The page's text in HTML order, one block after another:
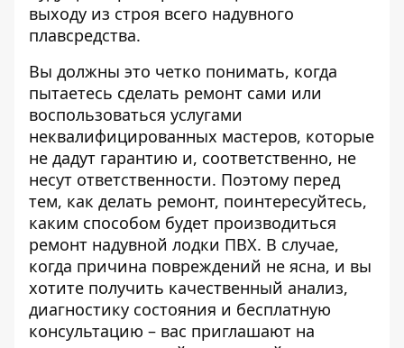
выходу из строя всего надувного
плавсредства.
Вы должны это четко понимать, когда
пытаетесь сделать ремонт сами или
воспользоваться услугами
неквалифицированных мастеров, которые
не дадут гарантию и, соответственно, не
несут ответственности. Поэтому перед
тем, как делать ремонт, поинтересуйтесь,
каким способом будет производиться
ремонт надувной лодки ПВХ. В случае,
когда причина повреждений не ясна, и вы
хотите получить качественный анализ,
диагностику состояния и бесплатную
консультацию – вас приглашают на